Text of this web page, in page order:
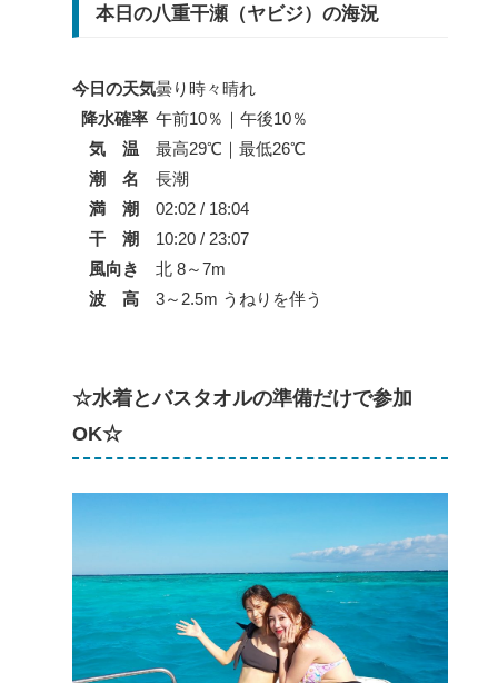
本日の八重干瀬（ヤビジ）の海況
今日の天気曇り時々晴れ
降水確率 午前10％｜午後10％
気 温
最高29℃｜最低26℃
潮 名
長潮
満 潮
02:02 / 18:04
干 潮
10:20 / 23:07
風向き
北 8～7m
波 高
3～2.5m うねりを伴う
☆水着とバスタオルの準備だけで参加
OK☆